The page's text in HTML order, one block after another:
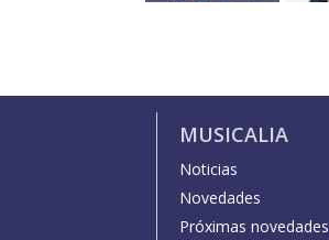
MUSICALIA
Noticias
Novedades
Próximas novedades